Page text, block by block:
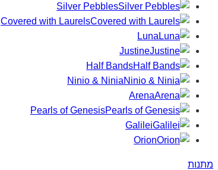
Silver Pebbles
Covered with Laurels
Luna
Justine
Half Bands
Ninio & Ninia
Arena
Pearls of Genesis
Galilei
Orion
מתנות